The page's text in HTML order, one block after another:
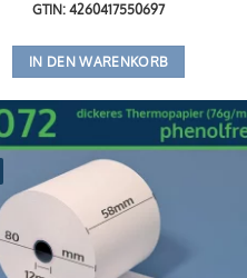
GTIN: 4260417550697
IN DEN WARENKORB